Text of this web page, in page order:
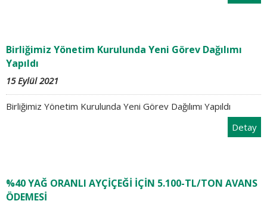
Birliğimiz Yönetim Kurulunda Yeni Görev Dağılımı
Yapıldı
15 Eylül 2021
Birliğimiz Yönetim Kurulunda Yeni Görev Dağılımı Yapıldı
Detay
%40 YAĞ ORANLI AYÇİÇEĞİ İÇİN 5.100-TL/TON AVANS
ÖDEMESİ